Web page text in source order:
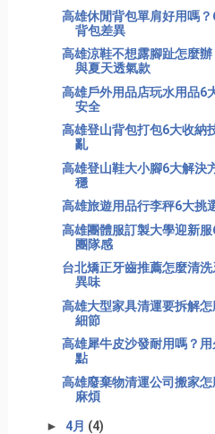
高雄休閒背包單肩好用嗎
背包差異
高雄涼鞋不想露腳趾怎麼
與夏天透氣款
高雄戶外用品店玩水用品6
安全
高雄登山背包打包6大收納
亂
高雄登山鞋大小腳6大解決
穩
高雄旅遊用品行李秤6大挑
高雄團體服訂製大學迎新
團隊感
台北矯正牙齒推薦怎麼清
異味
高雄大型家具清運要拆解
細節
高雄犀牛皮沙發耐用嗎？
點
高雄廢棄物清運公司搬家
麻煩
► 4月 (4)